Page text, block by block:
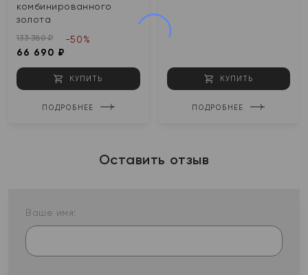
комбинированного
золота
133 380 ₽
66 690 ₽
-50%
КУПИТЬ
ПОДРОБНЕЕ
КУПИТЬ
ПОДРОБНЕЕ
Оставить отзыв
Ваше имя: